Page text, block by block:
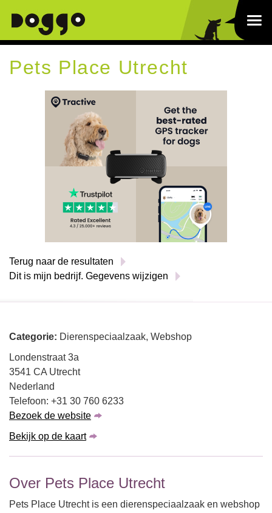
Pets Place Utrecht
Terug naar de resultaten
Dit is mijn bedrijf. Gegevens wijzigen
Categorie: Dierenspeciaalzaak, Webshop
Londenstraat 3a
3541 CA Utrecht
Nederland
Telefoon: +31 30 760 6233
Bezoek de website
Bekijk op de kaart
Over Pets Place Utrecht
Pets Place Utrecht is een dierenspeciaalzaak en webshop